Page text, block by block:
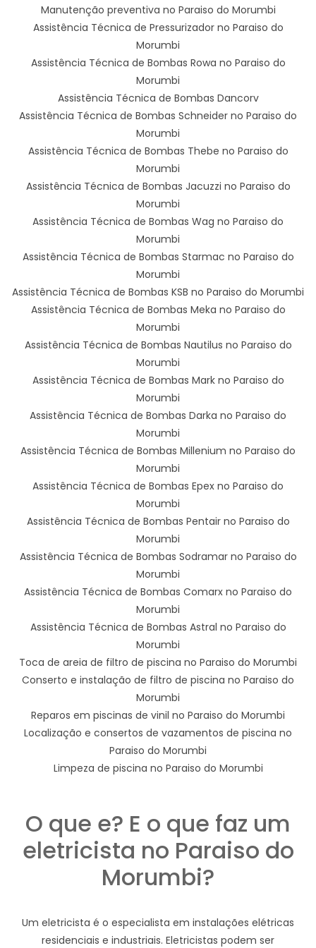
Manutenção preventiva no Paraiso do Morumbi
Assistência Técnica de Pressurizador no Paraiso do
Morumbi
Assistência Técnica de Bombas Rowa no Paraiso do
Morumbi
Assistência Técnica de Bombas Dancorv
Assistência Técnica de Bombas Schneider no Paraiso do
Morumbi
Assistência Técnica de Bombas Thebe no Paraiso do
Morumbi
Assistência Técnica de Bombas Jacuzzi no Paraiso do
Morumbi
Assistência Técnica de Bombas Wag no Paraiso do
Morumbi
Assistência Técnica de Bombas Starmac no Paraiso do
Morumbi
Assistência Técnica de Bombas KSB no Paraiso do Morumbi
Assistência Técnica de Bombas Meka no Paraiso do
Morumbi
Assistência Técnica de Bombas Nautilus no Paraiso do
Morumbi
Assistência Técnica de Bombas Mark no Paraiso do
Morumbi
Assistência Técnica de Bombas Darka no Paraiso do
Morumbi
Assistência Técnica de Bombas Millenium no Paraiso do
Morumbi
Assistência Técnica de Bombas Epex no Paraiso do
Morumbi
Assistência Técnica de Bombas Pentair no Paraiso do
Morumbi
Assistência Técnica de Bombas Sodramar no Paraiso do
Morumbi
Assistência Técnica de Bombas Comarx no Paraiso do
Morumbi
Assistência Técnica de Bombas Astral no Paraiso do
Morumbi
Toca de areia de filtro de piscina no Paraiso do Morumbi
Conserto e instalação de filtro de piscina no Paraiso do
Morumbi
Reparos em piscinas de vinil no Paraiso do Morumbi
Localização e consertos de vazamentos de piscina no
Paraiso do Morumbi
Limpeza de piscina no Paraiso do Morumbi
O que e? E o que faz um
eletricista no Paraiso do
Morumbi?
Um eletricista é o especialista em instalações elétricas
residenciais e industriais. Eletricistas podem ser